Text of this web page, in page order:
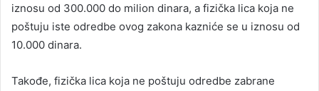
iznosu od 300.000 do milion dinara, a fizička lica koja ne
poštuju iste odredbe ovog zakona kazniće se u iznosu od
10.000 dinara.
Takođe, fizička lica koja ne poštuju odredbe zabrane